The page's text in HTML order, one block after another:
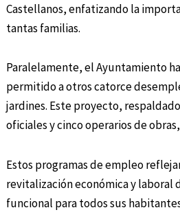
Castellanos, enfatizando la
tantas familias.
Paralelamente, el Ayuntamiento
permitido a otros catorce
jardines. Este proyecto,
oficiales y cinco operarios de
Estos programas de empleo
revitalización económica y laboral
funcional para todos sus